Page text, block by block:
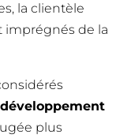
la clientèle
imprégnés de la
plus